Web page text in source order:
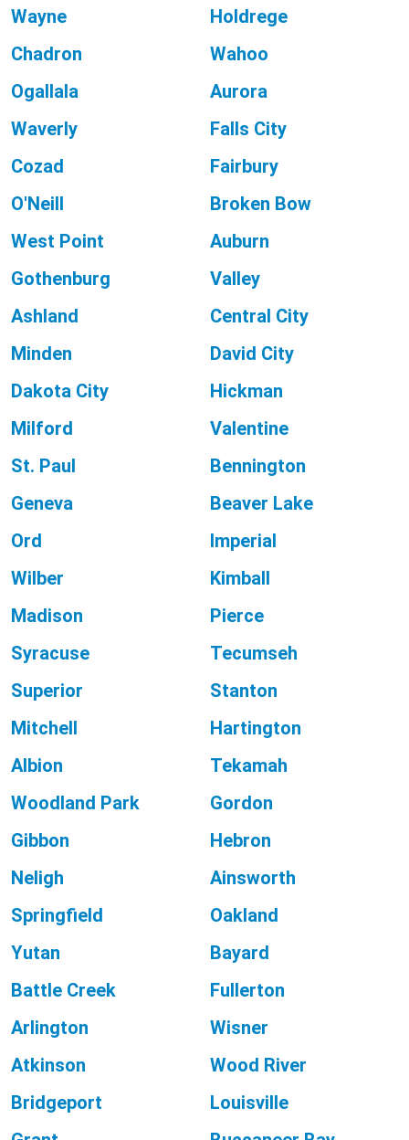
Wayne
Holdrege
Chadron
Wahoo
Ogallala
Aurora
Waverly
Falls City
Cozad
Fairbury
O'Neill
Broken Bow
West Point
Auburn
Gothenburg
Valley
Ashland
Central City
Minden
David City
Dakota City
Hickman
Milford
Valentine
St. Paul
Bennington
Geneva
Beaver Lake
Ord
Imperial
Wilber
Kimball
Madison
Pierce
Syracuse
Tecumseh
Superior
Stanton
Mitchell
Hartington
Albion
Tekamah
Woodland Park
Gordon
Gibbon
Hebron
Neligh
Ainsworth
Springfield
Oakland
Yutan
Bayard
Battle Creek
Fullerton
Arlington
Wisner
Atkinson
Wood River
Bridgeport
Louisville